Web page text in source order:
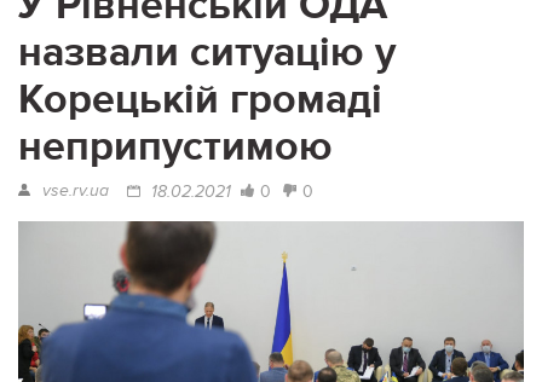
назвали ситуацію у
Корецькій громаді
неприпустимою
vse.rv.ua 18.02.2021 0 0